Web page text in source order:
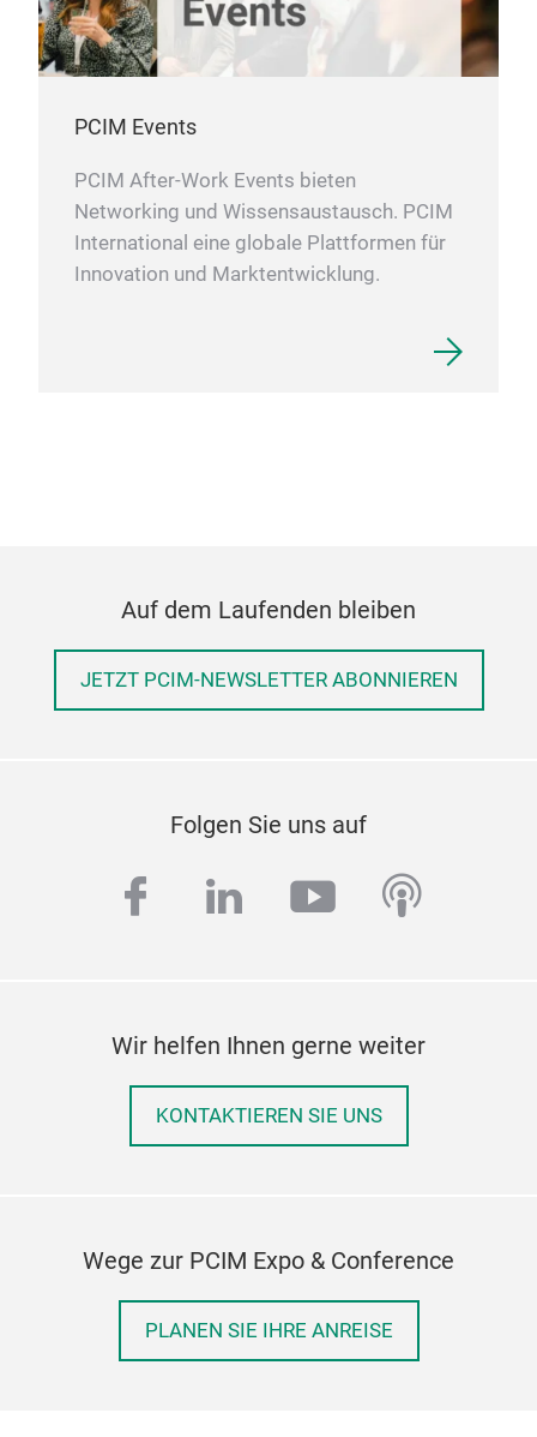
PCIM Events
PCIM After-Work Events bieten
Networking und Wissensaustausch. PCIM
International eine globale Plattformen für
Innovation und Marktentwicklung.
Auf dem Laufenden bleiben
JETZT PCIM-NEWSLETTER ABONNIEREN
Folgen Sie uns auf
facebook
linkedinyoutube
Wir helfen Ihnen gerne weiter
KONTAKTIEREN SIE UNS
Wege zur PCIM Expo & Conference
PLANEN SIE IHRE ANREISE